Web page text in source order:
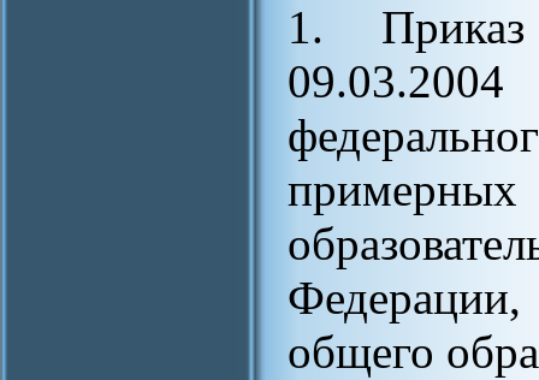
1.
общего